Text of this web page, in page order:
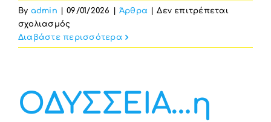
By admin 09/01/2026 Άρθρα
Δεν επιτρέπεται
σχολιασμός
Το
επίσημο
πολυαναμενόμενης
ταινίας
Διαβάστε περισσότερα
ΟΔΥΣΣΕΙΑ…η